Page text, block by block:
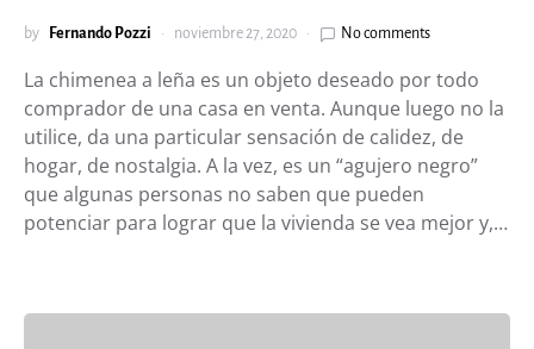
by Fernando Pozzi noviembre 27, 2020 No comments
La chimenea a leña es un objeto deseado por todo
comprador de una casa en venta. Aunque luego no la
utilice, da una particular sensación de calidez, de
hogar, de nostalgia. A la vez, es un “agujero negro”
que algunas personas no saben que pueden
potenciar para lograr que la vivienda se vea mejor y,…